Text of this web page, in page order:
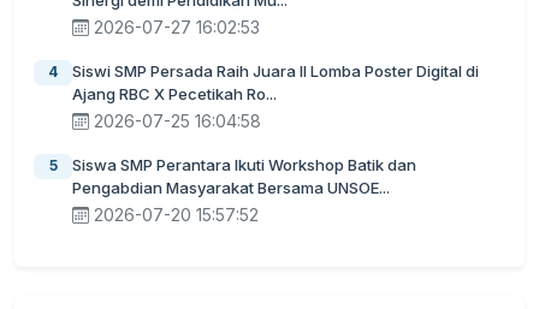
2026-07-27 16:02:53
4
Siswi SMP Persada Raih Juara II Lomba Poster Digital di
Ajang RBC X Pecetikah Ro...
2026-07-25 16:04:58
5
Siswa SMP Perantara Ikuti Workshop Batik dan
Pengabdian Masyarakat Bersama UNSOE...
2026-07-20 15:57:52